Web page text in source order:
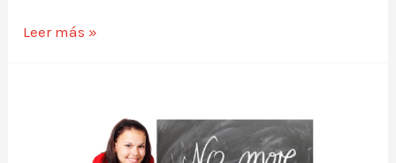
Leer más »